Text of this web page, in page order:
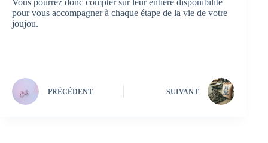
pour vous accompagner à chaque étape de la vie de votre
joujou.
PRÉCÉDENT SUIVANT